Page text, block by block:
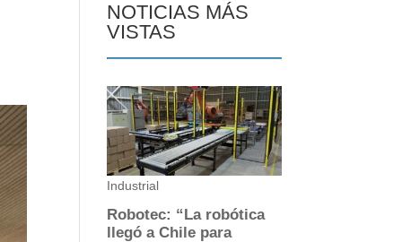
NOTICIAS MÁS
VISTAS